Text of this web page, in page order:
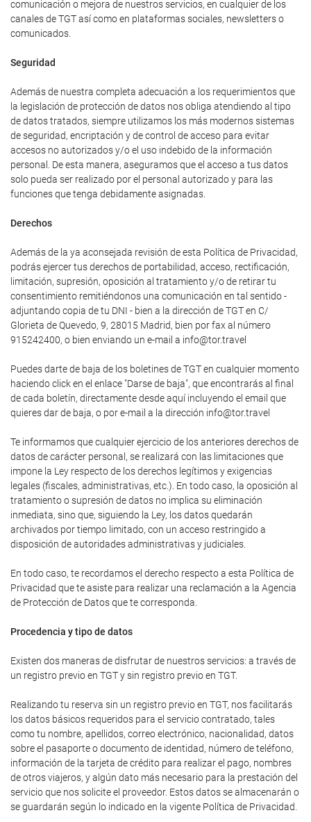
comunicación o mejora de nuestros servicios, en cualquier de los
canales de TGT así como en plataformas sociales, newsletters o
comunicados.
Seguridad
Además de nuestra completa adecuación a los requerimientos que
la legislación de protección de datos nos obliga atendiendo al tipo
de datos tratados, siempre utilizamos los más modernos sistemas
de seguridad, encriptación y de control de acceso para evitar
accesos no autorizados y/o el uso indebido de la información
personal. De esta manera, aseguramos que el acceso a tus datos
solo pueda ser realizado por el personal autorizado y para las
funciones que tenga debidamente asignadas.
Derechos
Además de la ya aconsejada revisión de esta Política de Privacidad,
podrás ejercer tus derechos de portabilidad, acceso, rectificación,
limitación, supresión, oposición al tratamiento y/o de retirar tu
consentimiento remitiéndonos una comunicación en tal sentido -
adjuntando copia de tu DNI - bien a la dirección de TGT en C/
Glorieta de Quevedo, 9, 28015 Madrid, bien por fax al número
915242400, o bien enviando un e-mail a info@tor.travel
Puedes darte de baja de los boletines de TGT en cualquier momento
haciendo click en el enlace "Darse de baja", que encontrarás al final
de cada boletín, directamente desde aquí incluyendo el email que
quieres dar de baja, o por e-mail a la dirección info@tor.travel
Te informamos que cualquier ejercicio de los anteriores derechos de
datos de carácter personal, se realizará con las limitaciones que
impone la Ley respecto de los derechos legítimos y exigencias
legales (fiscales, administrativas, etc.). En todo caso, la oposición al
tratamiento o supresión de datos no implica su eliminación
inmediata, sino que, siguiendo la Ley, los datos quedarán
archivados por tiempo limitado, con un acceso restringido a
disposición de autoridades administrativas y judiciales.
En todo caso, te recordamos el derecho respecto a esta Política de
Privacidad que te asiste para realizar una reclamación a la Agencia
de Protección de Datos que te corresponda.
Procedencia y tipo de datos
Existen dos maneras de disfrutar de nuestros servicios: a través de
un registro previo en TGT y sin registro previo en TGT.
Realizando tu reserva sin un registro previo en TGT, nos facilitarás
los datos básicos requeridos para el servicio contratado, tales
como tu nombre, apellidos, correo electrónico, nacionalidad, datos
sobre el pasaporte o documento de identidad, número de teléfono,
información de la tarjeta de crédito para realizar el pago, nombres
de otros viajeros, y algún dato más necesario para la prestación del
servicio que nos solicite el proveedor. Estos datos se almacenarán o
se guardarán según lo indicado en la vigente Política de Privacidad.